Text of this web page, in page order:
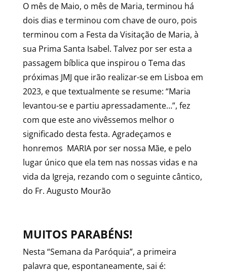
O mês de Maio, o mês de Maria, terminou há
dois dias e terminou com chave de ouro, pois
terminou com a Festa da Visitação de Maria, à
sua Prima Santa Isabel. Talvez por ser esta a
passagem bíblica que inspirou o Tema das
próximas JMJ que irão realizar-se em Lisboa em
2023, e que textualmente se resume: “Maria
levantou-se e partiu apressadamente…”, fez
com que este ano vivêssemos melhor o
significado desta festa. Agradeçamos e
honremos MARIA por ser nossa Mãe, e pelo
lugar único que ela tem nas nossas vidas e na
vida da Igreja, rezando com o seguinte cântico,
do Fr. Augusto Mourão
MUITOS PARABÉNS!
Nesta “Semana da Paróquia”, a primeira
palavra que, espontaneamente, sai é: